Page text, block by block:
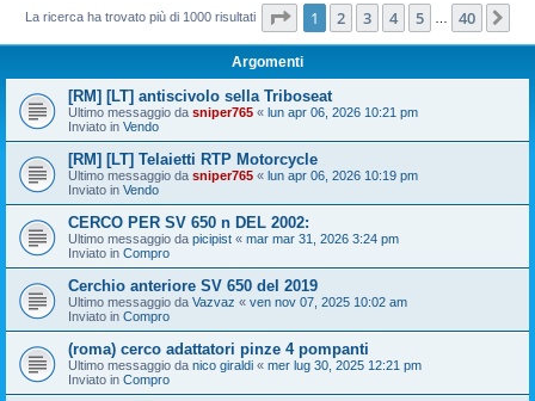
La ricerca ha trovato più di 1000 risultati Pagina di 40
1 2 3 4 5 40
Argomenti
[RM] [LT] antiscivolo sella Triboseat
Ultimo messaggio da sniper765 « lun apr 06, 2026 10:21 pm
Inviato in Vendo
[RM] [LT] Telaietti RTP Motorcycle
Ultimo messaggio da sniper765 « lun apr 06, 2026 10:19 pm
Inviato in Vendo
CERCO PER SV 650 n DEL 2002:
Ultimo messaggio da picipist « mar mar 31, 2026 3:24 pm
Inviato in Compro
Cerchio anteriore SV 650 del 2019
Ultimo messaggio da Vazvaz « ven nov 07, 2025 10:02 am
Inviato in Compro
(roma) cerco adattatori pinze 4 pompanti
Ultimo messaggio da nico giraldi « mer lug 30, 2025 12:21 pm
Inviato in Compro